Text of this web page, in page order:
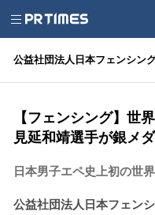
公益社団法人日本フェンシン
【フェンシング】世
見延和靖選手が銀メ
日本男子エペ史上初の世
公益社団法人日本フェン